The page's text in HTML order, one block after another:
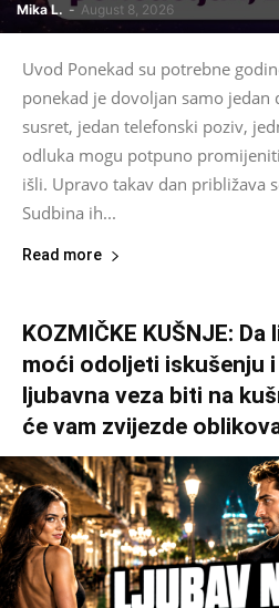
Mika L. - August 8, 2026
Uvod Ponekad su potrebne
ponekad je dovoljan samo jedan
susret, jedan telefonski poziv,
odluka mogu potpuno
išli. Upravo takav dan približava
Sudbina ih...
Read more
KOZMIČKE KUŠNJE:
moći odoljeti iskušenju
ljubavna veza biti na
će vam zvijezde